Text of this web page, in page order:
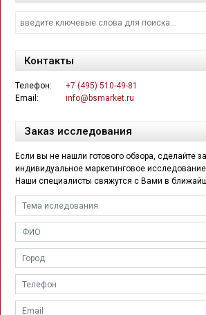
Контакты
Телефон:
+7 (495) 510-49-81
Email:
info@bsmarket.ru
Заказ исследования
Если вы не нашли готового обзора, сделайте
индивидуальное маркетинговое
Наши специалисты свяжутся с Вами в